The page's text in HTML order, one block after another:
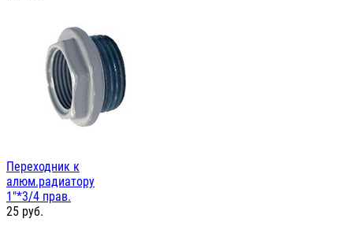
Переходник к
алюм.радиатору
1"*3/4 прав.
25 руб.